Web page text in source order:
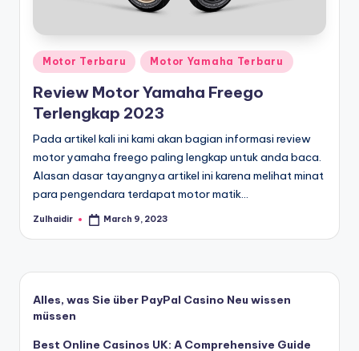
f
o
m
a
si
d
a
n
e
ri
t
ban
dan
suku
cadang
honda,
yamaha,
suzuki
yang
Posted
in
Motor Terbaru Motor Yamaha Terbaru
Review Motor Yamaha Freego
Terlengkap 2023
Pada artikel kali ini kami akan bagian informasi review
motor yamaha freego paling lengkap untuk anda baca.
Alasan dasar tayangnya artikel ini karena melihat minat
para pengendara terdapat motor matik…
Posted
Zulhaidir March 9, 2023
Alles, was Sie über PayPal Casino Neu wissen
müssen
Best Online Casinos UK: A Comprehensive Guide